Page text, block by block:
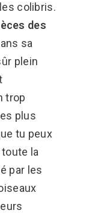
colibris.
des
sa
plein
trop
plus
tu peux
la
par les